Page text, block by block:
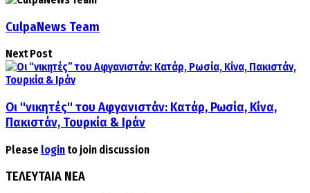
CulpaNews Team
Next Post
Οι "νικητές" του Αφγανιστάν: Κατάρ, Ρωσία, Κίνα,
Πακιστάν, Τουρκία & Ιράν
Please login to join discussion
ΤΕΛΕΥΤΑΙΑ ΝΕΑ